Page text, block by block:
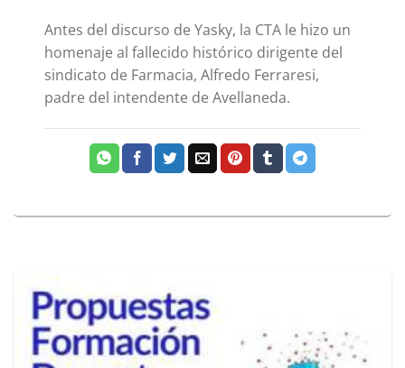
Antes del discurso de Yasky, la CTA le hizo un
homenaje al fallecido histórico dirigente del
sindicato de Farmacia, Alfredo Ferraresi,
padre del intendente de Avellaneda.